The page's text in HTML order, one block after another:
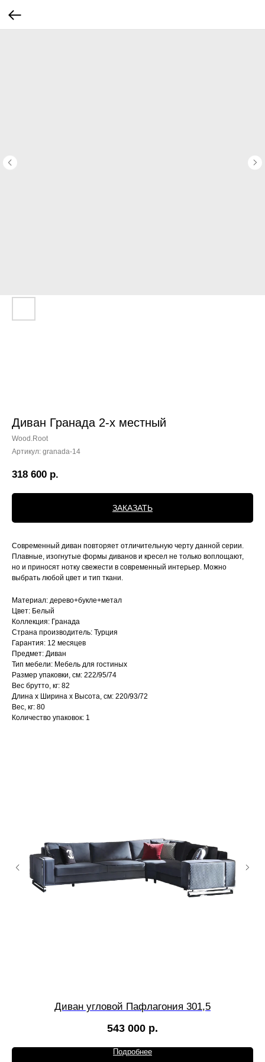
Диван Гранада 2-х местный
Wood.Root
Артикул: granada-14
318 600 р.
ЗАКАЗАТЬ
Современный диван повторяет отличительную черту данной серии.
Плавные, изогнутые формы диванов и кресел не только воплощают,
но и приносят нотку свежести в современный интерьер. Можно
выбрать любой цвет и тип ткани.
Материал: дерево+букле+метал
Цвет: Белый
Коллекция: Гранада
Страна производитель: Турция
Гарантия: 12 месяцев
Предмет: Диван
Тип мебели: Мебель для гостиных
Размер упаковки, см: 222/95/74
Вес брутто, кг: 82
Длина х Ширина х Высота, см: 220/93/72
Вес, кг: 80
Количество упаковок: 1
Диван угловой Пафлагония 301,5
543 000 р.
Подробнее